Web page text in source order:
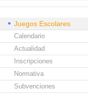
Juegos Escolares
Calendario
Actualidad
Inscripciones
Normativa
Subvenciones